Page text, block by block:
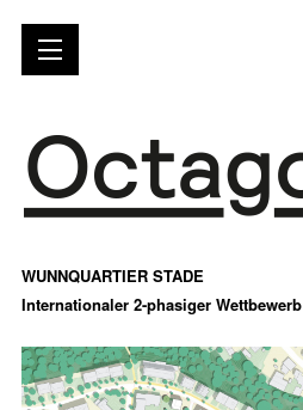
WUNNQUARTIER STADE
Internationaler 2-phasiger Wettbewerb